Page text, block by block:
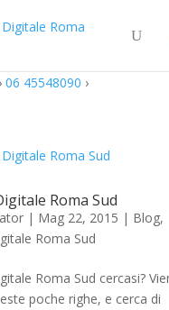
› 06 45548090 ›
Roma Sud
| Mag 22, 2015 | Blog,
Roma Sud
Roma Sud cercasi?
poche righe, e cerca di